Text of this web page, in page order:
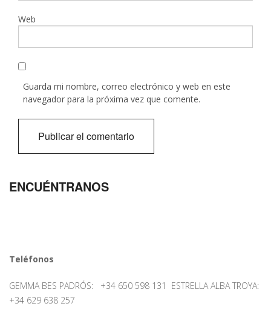
Web
Guarda mi nombre, correo electrónico y web en este
navegador para la próxima vez que comente.
ENCUÉNTRANOS
Teléfonos
GEMMA BES PADRÓS: +34 650 598 131 ESTRELLA ALBA TROYA:
+34 629 638 257